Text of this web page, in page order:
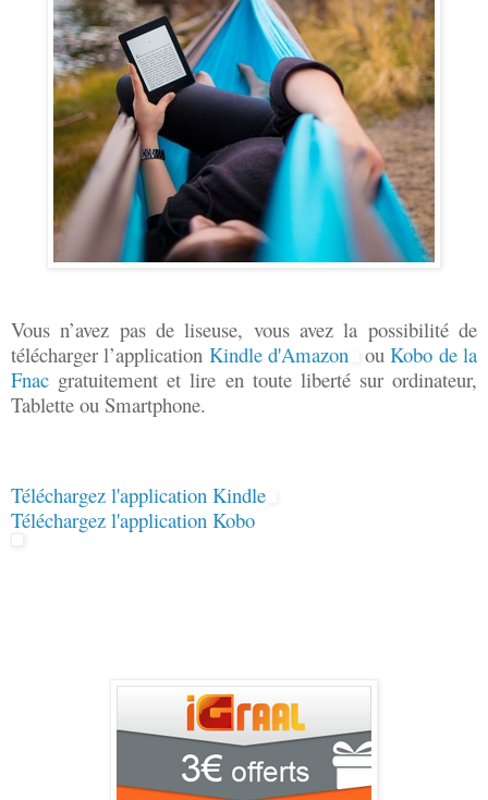
Vous n’avez pas de liseuse, vous avez la possibilité de
télécharger l’application Kindle d'Amazon ouKobo de la
Fnac gratuitement et lire en toute liberté sur ordinateur,
Tablette ou Smartphone.
Téléchargez l'application Kindle
Téléchargez l'application Kobo